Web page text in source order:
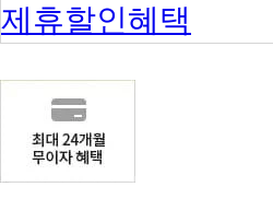
제휴할인혜택